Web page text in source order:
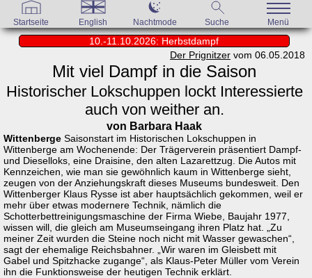
Startseite English Nachtmode Suche Menü
10.-11.10.2026: Herbstdampf
Der Prignitzer vom 06.05.2018
Mit viel Dampf in die Saison
Historischer Lokschuppen lockt Interessierte
auch von weither an.
von Barbara Haak
Wittenberge Saisonstart im Historischen Lokschuppen in
Wittenberge am Wochenende: Der Trägerverein präsentiert Dampf-
und Dieselloks, eine Draisine, den alten Lazarettzug. Die Autos mit
Kennzeichen, wie man sie gewöhnlich kaum in Wittenberge sieht,
zeugen von der Anziehungskraft dieses Museums bundesweit. Den
Wittenberger Klaus Rysse ist aber hauptsächlich gekommen, weil er
mehr über etwas modernere Technik, nämlich die
Schotterbettreinigungsmaschine der Firma Wiebe, Baujahr 1977,
wissen will, die gleich am Museumseingang ihren Platz hat. „Zu
meiner Zeit wurden die Steine noch nicht mit Wasser gewaschen“,
sagt der ehemalige Reichsbahner. „Wir waren im Gleisbett mit
Gabel und Spitzhacke zugange“, als Klaus-Peter Müller vom Verein
ihn die Funktionsweise der heutigen Technik erklärt.